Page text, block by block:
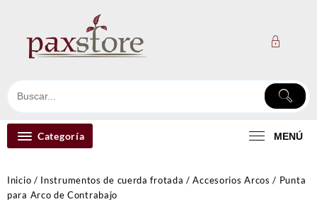
contenido
Categoría MENÚ
Inicio / Instrumentos de cuerda frotada /Accesorios Arcos / Punta
para Arco de Contrabajo